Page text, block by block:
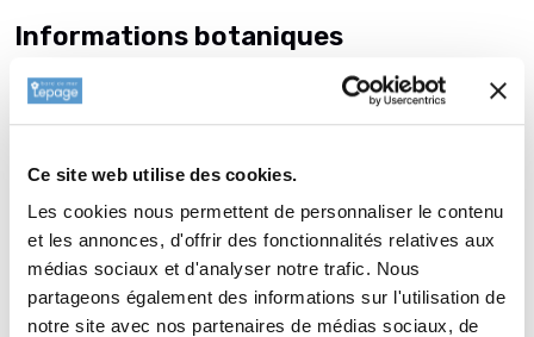
Ce site web utilise des cookies.
Les cookies nous permettent de personnaliser le contenu
et les annonces, d'offrir des fonctionnalités relatives aux
médias sociaux et d'analyser notre trafic. Nous
partageons également des informations sur l'utilisation de
notre site avec nos partenaires de médias sociaux, de
Informations botaniques
Famille : Dryopteridaceae
Genre : POLYSTICHUM
Complément : 0
Plantation dePOLYSTICHUM
setiferum 'Pulcherinum Bevis'
La plantation d’une vivace est une opération très simple. Faire
un trou de 2 à 3 fois la taille du pot. Ameublir au fond du trou